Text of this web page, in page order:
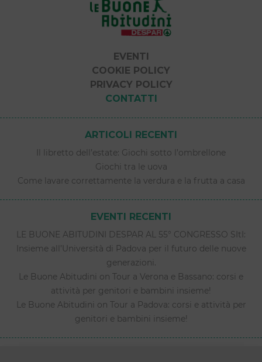
EVENTI
COOKIE POLICY
PRIVACY POLICY
CONTATTI
ARTICOLI RECENTI
Il libretto dell’estate: Giochi sotto l’ombrellone
Giochi tra le uova
Come lavare correttamente la verdura e la frutta a casa
EVENTI RECENTI
LE BUONE ABITUDINI DESPAR AL 55° CONGRESSO SItI:
Insieme all’Università di Padova per il futuro delle nuove
generazioni.
Le Buone Abitudini on Tour a Verona e Bassano: corsi e
attività per genitori e bambini insieme!
Le Buone Abitudini on Tour a Padova: corsi e attività per
genitori e bambini insieme!